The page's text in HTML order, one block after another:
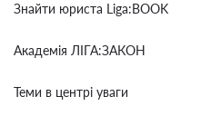
Знайти юриста Liga:BOOK
Академія ЛІГА:ЗАКОН
Теми в центрі уваги